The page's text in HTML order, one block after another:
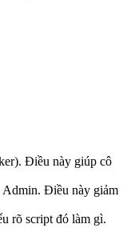
Điều này giúp cô
Admin. Điều này giảm
rõ script đó làm gì.